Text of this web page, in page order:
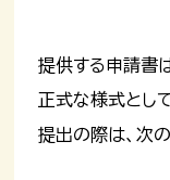
提供する申請書
正式な様式とし
提出の際は、次